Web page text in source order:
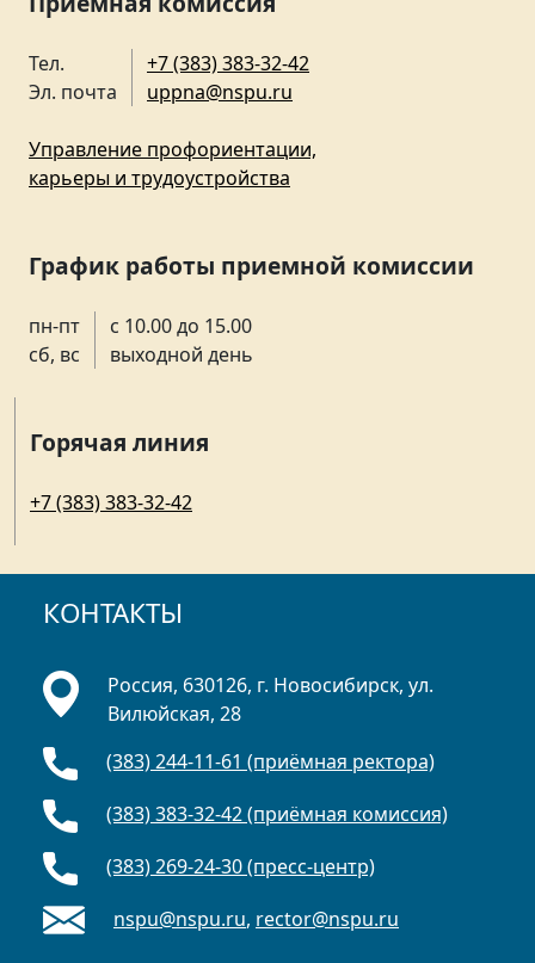
Тел.
Эл. почта
+7 (383) 383-32-42
uppna@nspu.ru
Управление профориентации,
карьеры и трудоустройства
График работы приемной комиссии
пн-пт
сб, вс
с 10.00 до 15.00
выходной день
Горячая линия
+7 (383) 383-32-42
КОНТАКТЫ
Россия, 630126, г. Новосибирск, ул.
Вилюйская, 28
(383) 244-11-61 (приёмная ректора)
(383) 383-32-42 (приёмная комиссия)
(383) 269-24-30 (пресс-центр)
nspu@nspu.ru, rector@nspu.ru